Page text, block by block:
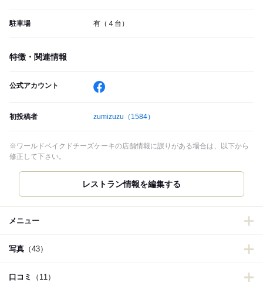
駐車場 有（４台）
特徴・関連情報
公式アカウント
初投稿者 zumizuzu （1584）
※ワールドベイクドチーズケーキの店舗情報に誤りがある場合は、以下から
修正して下さい。
レストラン情報を編集する
メニュー
写真 （43）
口コミ （11）